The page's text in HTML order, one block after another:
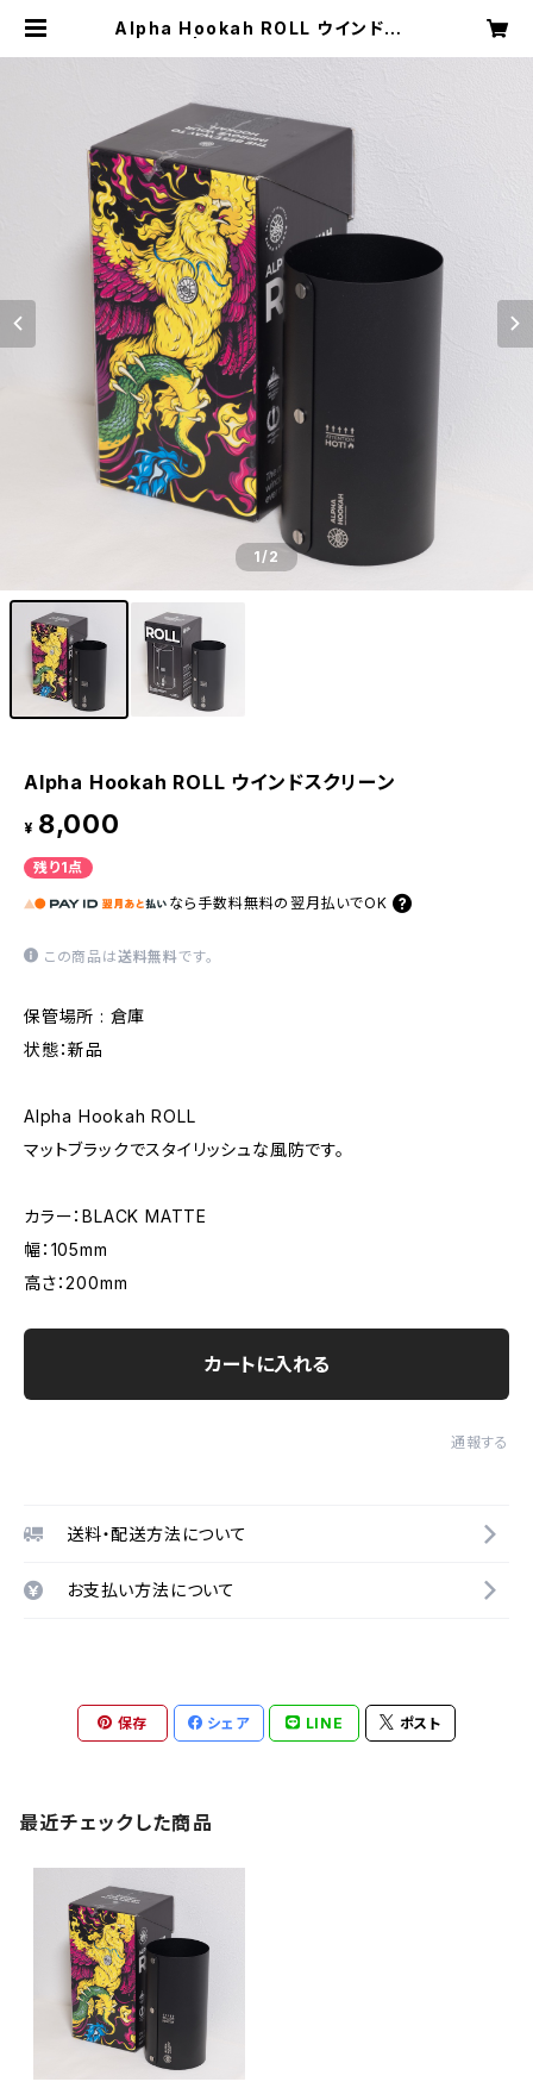
Alpha Hookah ROLL ウインドスク
1/2
Alpha Hookah ROLL ウインドスクリーン
¥ 8,000
残り1点
なら 手数料無料の 翌月払いでOK
この商品は送料無料です。
保管場所 : 倉庫
状態：新品
Alpha Hookah ROLL
マットブラックでスタイリッシュな風防です。
カラー：BLACK MATTE
幅：105mm
高さ：200mm
カートに入れる
通報する
送料・配送方法について
お支払い方法について
保存 シェア LINE ポスト
最近チェックした商品